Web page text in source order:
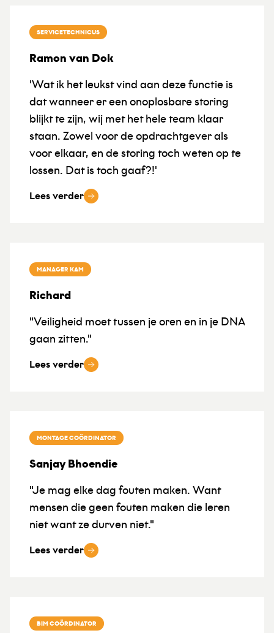
SERVICETECHNICUS
Ramon van Dok
'Wat ik het leukst vind aan deze functie is
dat wanneer er een onoplosbare storing
blijkt te zijn, wij met het hele team klaar
staan. Zowel voor de opdrachtgever als
voor elkaar, en de storing toch weten op te
lossen. Dat is toch gaaf?!'
Lees verder
MANAGER KAM
Richard
"Veiligheid moet tussen je oren en in je DNA
gaan zitten."
Lees verder
MONTAGE COÖRDINATOR
Sanjay Bhoendie
"Je mag elke dag fouten maken. Want
mensen die geen fouten maken die leren
niet want ze durven niet."
Lees verder
BIM COÖRDINATOR